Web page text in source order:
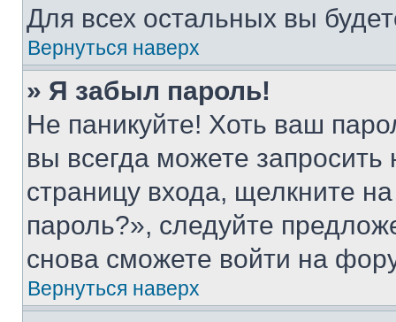
Для всех остальных вы
Вернуться наверх
» Я забыл пароль!
Не паникуйте! Хоть ваш
вы всегда можете
страницу входа, щелкните
пароль?», следуйте
снова сможете войти на
Вернуться наверх